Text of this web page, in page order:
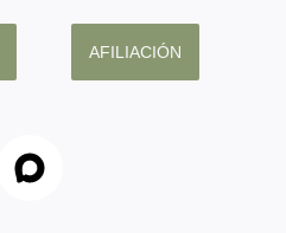
AFILIACIÓN